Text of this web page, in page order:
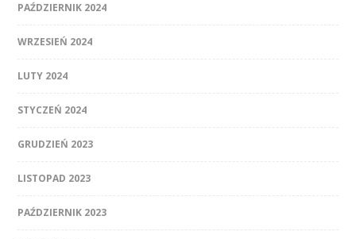
PAŹDZIERNIK 2024
WRZESIEŃ 2024
LUTY 2024
STYCZEŃ 2024
GRUDZIEŃ 2023
LISTOPAD 2023
PAŹDZIERNIK 2023